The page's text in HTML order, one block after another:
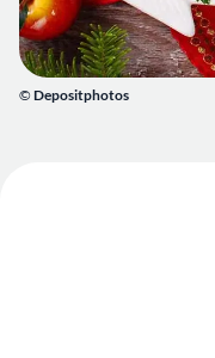
© Depositphotos